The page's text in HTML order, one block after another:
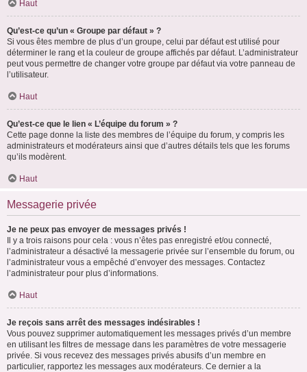
Haut
Qu’est-ce qu’un « Groupe par défaut » ?
Si vous êtes membre de plus d’un groupe, celui par défaut est utilisé pour
déterminer le rang et la couleur de groupe affichés par défaut. L’administrateur
peut vous permettre de changer votre groupe par défaut via votre panneau de
l’utilisateur.
Haut
Qu’est-ce que le lien « L’équipe du forum » ?
Cette page donne la liste des membres de l’équipe du forum, y compris les
administrateurs et modérateurs ainsi que d’autres détails tels que les forums
qu’ils modèrent.
Haut
Messagerie privée
Je ne peux pas envoyer de messages privés !
Il y a trois raisons pour cela : vous n’êtes pas enregistré et/ou connecté,
l’administrateur a désactivé la messagerie privée sur l’ensemble du forum, ou
l’administrateur vous a empêché d’envoyer des messages. Contactez
l’administrateur pour plus d’informations.
Haut
Je reçois sans arrêt des messages indésirables !
Vous pouvez supprimer automatiquement les messages privés d’un membre
en utilisant les filtres de message dans les paramètres de votre messagerie
privée. Si vous recevez des messages privés abusifs d’un membre en
particulier, rapportez les messages aux modérateurs. Ce dernier a la